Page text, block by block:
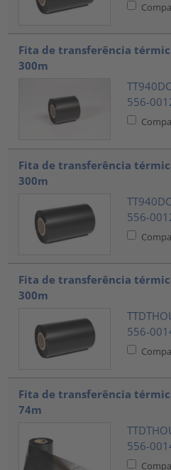
Fita de transferência
300m
556-
Fita de transferência
300m
556-
Fita de transferência
300m
556-
Fita de transferência
74m
556-